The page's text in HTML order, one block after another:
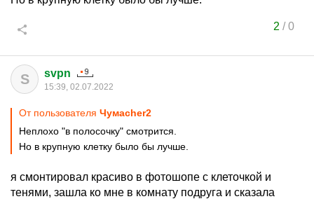
2 /0
S svpn
15:39, 02.07.2022
От пользователя Чумаcher2
Неплохо "в полосочку" смотрится.
Но в крупную клетку было бы лучше.
я смонтировал красиво в фотошопе с клеточкой и
тенями, зашла ко мне в комнату подруга и сказала